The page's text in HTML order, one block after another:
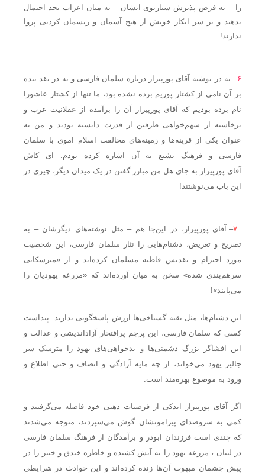
را – به فرض پذیرش سناریوی ایشان – به میان اعراب نجد احتمال
بدهند و بر سر انکار خویش از هیچ آسمان و ریسمان کردنی پروا
ندارند!
۶– نه در نوشته آقای پورپیرار درباره سلمان فارسی و نه در نقد بنده
بر آن نامی از کشتار پوریم برده نشده بود، ما تنها از کشتار عاشورا
نام برده بودیم که آقای پورپیرار آن را برآمده از عقلانیت عرب و
برخاسته از سهم‌خواهی طرفین از قدرت دانسته بودند و من به
عنوان یکی از قرینه‌ها و زمینه‌های مخالفت اسلام اموی با سلمان
فارسی و فرهنگ تشیع به آن اشاره کرده بودم. ای کاش
آقای پورپیرار به جای هل من مبارز گفتن در یک میدان دیگر، چیزی در
این باب می‌نوشتند!
۷– آقای پورپیرار، در این‌جا هم – مثل نوشته‌های دیگرشان – به
تصریح و تعریض، دشنام‌هایی را نثار سلمان فارسی، این شخصیت
مورد احترام و تقدیس قاطبه مسلمان کرده‌اند و از «مترسکانی
سرهم‌بندی شده» سخن به میان آورده‌اند که «مزرعه یهودیان را
می‌پایند»!
این دشنام‌ها، مثل بقیه گستاخی‌ها ارزش پاسخگویی ندارند. پیداست
کسی که سلمان فارسی، این پرچم پرافتخار آزاداندیشی و عدالت و
این افشاگر بزرگ دشمنی‌ها و بدخواهی‌های یهود را مترسک سر
جالیز یهود می‌خواند، از چه مایه آزادگی و انصاف و حتی اطلاع و
ورود به موضوع بهره‌مند است.
اگر آقای پورپیرار اندکی از فرضیات ذهنی خود فاصله می‌گرفتند و
کمی به سروصدای پیرامونشان گوش می‌سپردند، متوجه می‌شدند
که چندی است فرزندان ابوذر و برآمدگان از فرهنگ سلمان فارسی
در لبنان ، مزرعه یهود را به آتش کشیده و خاطره خندق و خیبر را در
پیش چشمان مبهوت آن‌ها زنده کرده‌اند و این حوادث در شرایطی